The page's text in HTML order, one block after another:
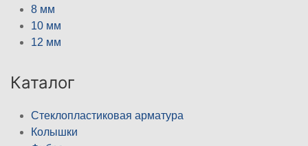
8 мм
10 мм
12 мм
Каталог
Стеклопластиковая арматура
Колышки